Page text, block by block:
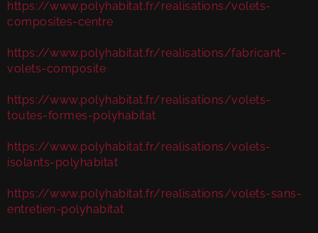
https://www.polyhabitat.fr/realisations/volets-
composites-centre
https://www.polyhabitat.fr/realisations/fabricant-
volets-composite
https://www.polyhabitat.fr/realisations/volets-
toutes-formes-polyhabitat
https://www.polyhabitat.fr/realisations/volets-
isolants-polyhabitat
https://www.polyhabitat.fr/realisations/volets-sans-
entretien-polyhabitat